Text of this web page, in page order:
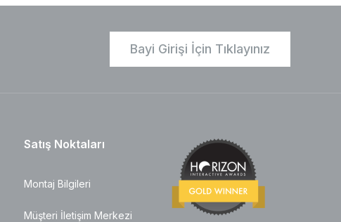
Bayi Girişi İçin Tıklayınız
Satış Noktaları
Montaj Bilgileri
Müşteri İletişim Merkezi